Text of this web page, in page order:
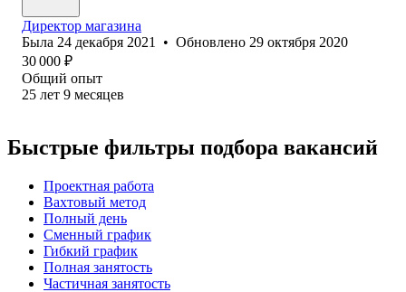
Директор магазина
Была 24 декабря 2021 • Обновлено 29 октября 2020
30 000 ₽
Общий опыт
25 лет 9 месяцев
Быстрые фильтры подбора вакансий
Проектная работа
Вахтовый метод
Полный день
Сменный график
Гибкий график
Полная занятость
Частичная занятость